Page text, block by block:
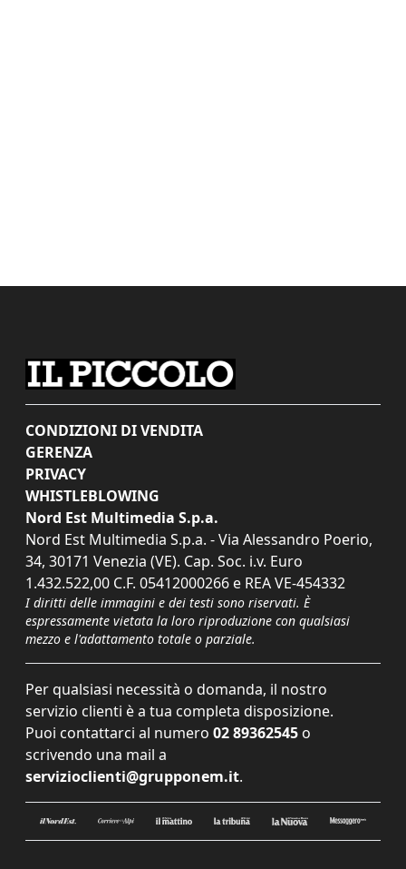
CONDIZIONI DI VENDITA
GERENZA
PRIVACY
WHISTLEBLOWING
Nord Est Multimedia S.p.a.
Nord Est Multimedia S.p.a. - Via Alessandro Poerio,
34, 30171 Venezia (VE). Cap. Soc. i.v. Euro
1.432.522,00 C.F. 05412000266 e REA VE-454332
I diritti delle immagini e dei testi sono riservati. È
espressamente vietata la loro riproduzione con qualsiasi
mezzo e l'adattamento totale o parziale.
Per qualsiasi necessità o domanda, il nostro
servizio clienti è a tua completa disposizione.
Puoi contattarci al numero 02 89362545 o
scrivendo una mail a
servizioclienti@grupponem.it.